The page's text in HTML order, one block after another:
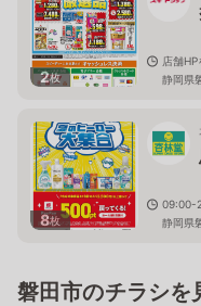
2枚
店舗
静岡県
8枚
09:00-
静岡県
磐田市のチラシを